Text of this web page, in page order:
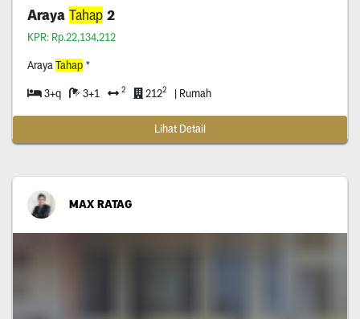
Araya Tahap2
KPR: Rp.22,134,212
Araya Tahap*
3+q 3+1 2 2122 | Rumah
Lihat Detail
MAX RATAG